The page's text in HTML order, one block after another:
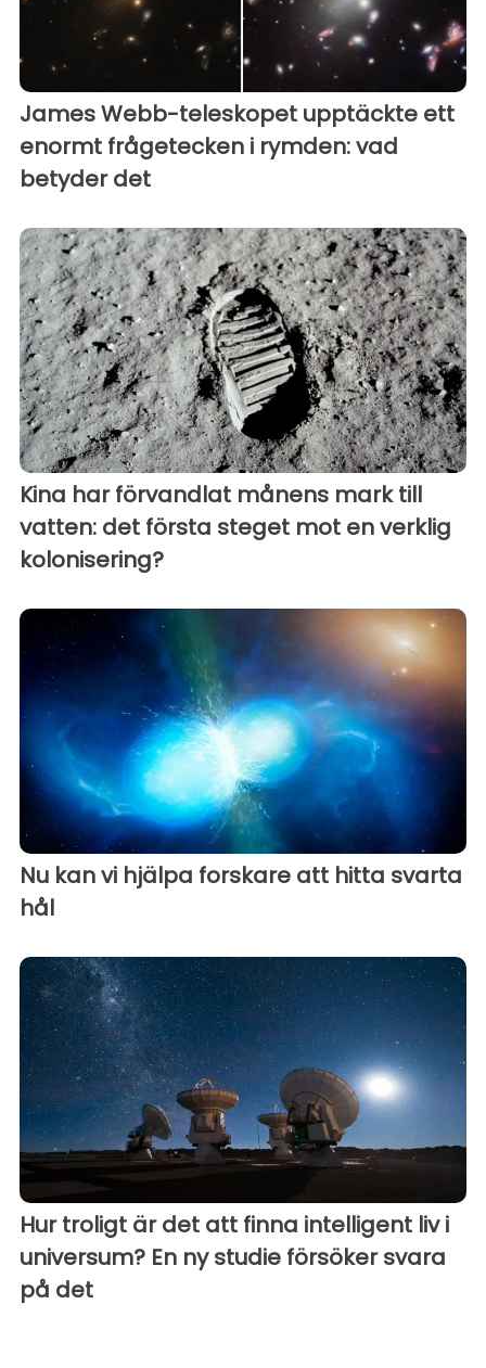
James Webb-teleskopet upptäckte ett
enormt frågetecken i rymden: vad
betyder det
Kina har förvandlat månens mark till
vatten: det första steget mot en verklig
kolonisering?
Nu kan vi hjälpa forskare att hitta svarta
hål
Hur troligt är det att finna intelligent liv i
universum? En ny studie försöker svara
på det